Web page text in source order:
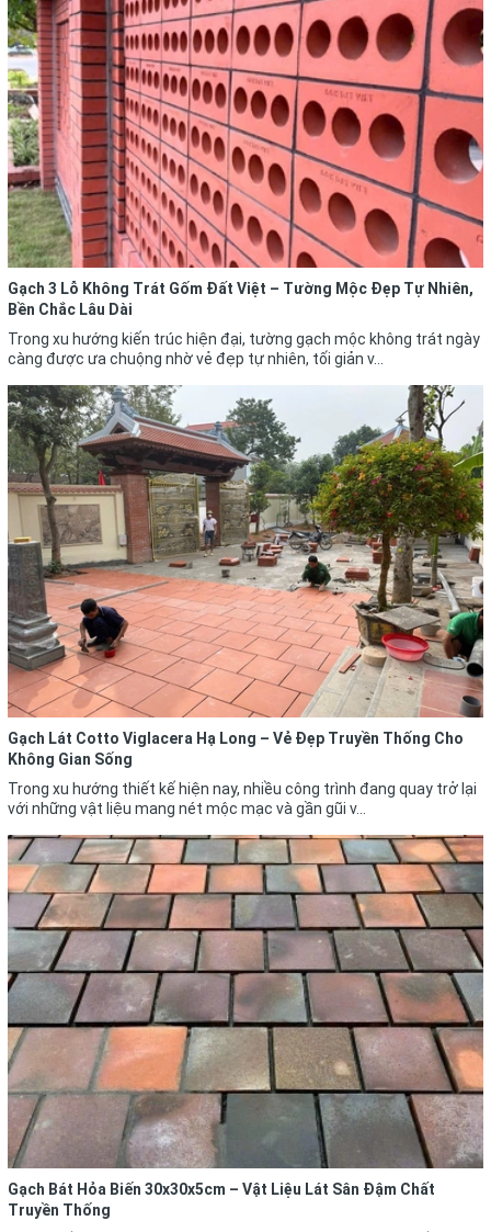
Gạch 3 Lỗ Không Trát Gốm Đất Việt – Tường Mộc Đẹp Tự Nhiên,
Bền Chắc Lâu Dài
Trong xu hướng kiến trúc hiện đại, tường gạch mộc không trát ngày
càng được ưa chuộng nhờ vẻ đẹp tự nhiên, tối giản v...
Gạch Lát Cotto Viglacera Hạ Long – Vẻ Đẹp Truyền Thống Cho
Không Gian Sống
Trong xu hướng thiết kế hiện nay, nhiều công trình đang quay trở lại
với những vật liệu mang nét mộc mạc và gần gũi v...
Gạch Bát Hỏa Biến 30x30x5cm – Vật Liệu Lát Sân Đậm Chất
Truyền Thống